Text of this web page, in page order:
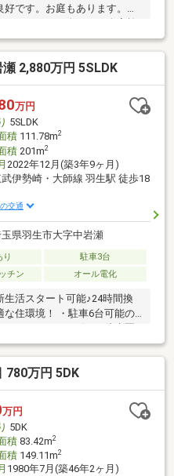
です。お庭もあります。小
2,880万円 5SLDK
万円
5SLDK
積111.78m2
積201m2
2022年12月(築3年9ヶ月)
伊勢崎・大師線 羽生駅 徒歩18
交通
県羽生市大字中岩瀬
り
駐車3台
チン オール電化
活スタート可能♪24時間換
駐車6台可能の
780万円 5DK
万円
5DK
積83.42m2
積149.11m2
1980年7月(築46年2ヶ月)